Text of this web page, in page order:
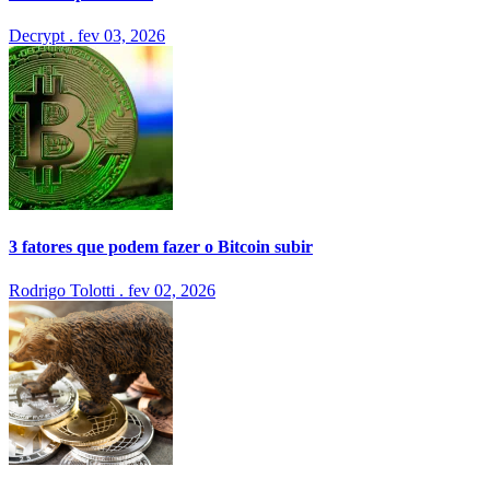
Decrypt . fev 03, 2026
3 fatores que podem fazer o Bitcoin subir
Rodrigo Tolotti . fev 02, 2026